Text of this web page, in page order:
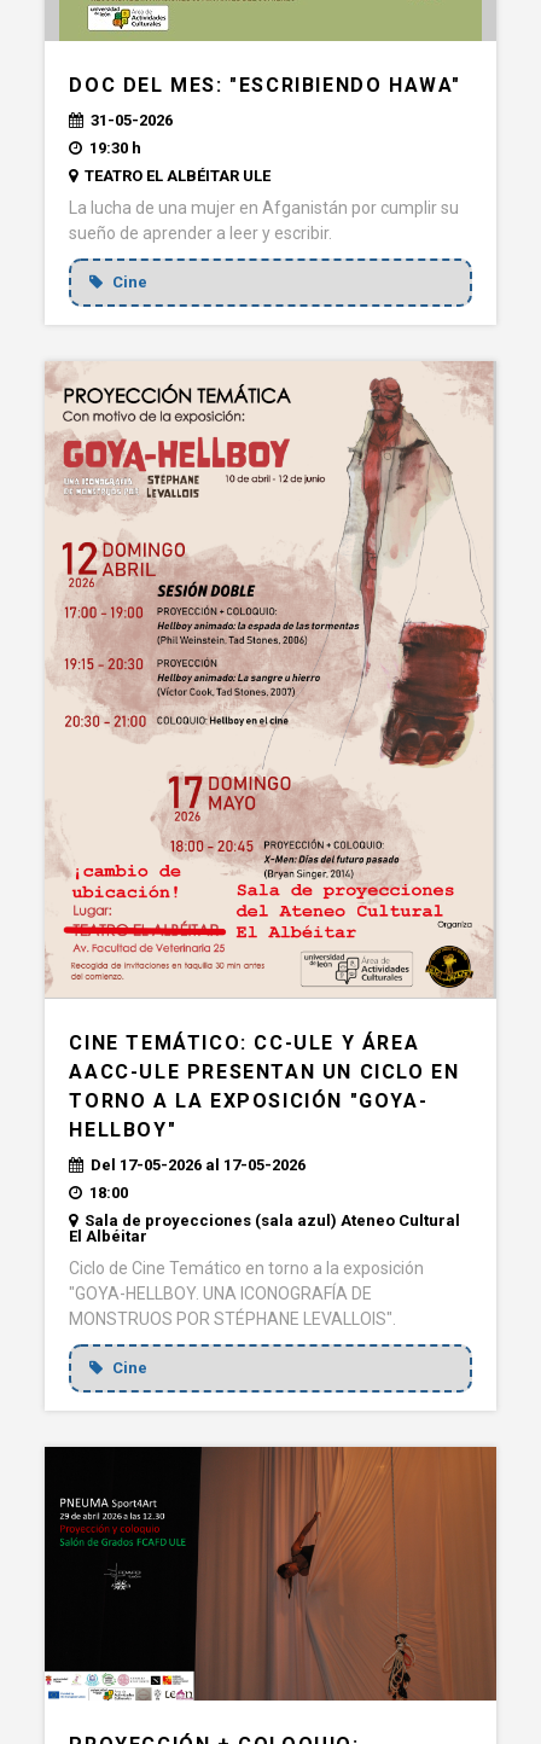
DOC DEL MES: "ESCRIBIENDO HAWA"
31-05-2026
19:30 h
TEATRO EL ALBÉITAR ULE
La lucha de una mujer en Afganistán por cumplir su
sueño de aprender a leer y escribir.
Cine
CINE TEMÁTICO: CC-ULE Y ÁREA
AACC-ULE PRESENTAN UN CICLO EN
TORNO A LA EXPOSICIÓN "GOYA-
HELLBOY"
Del 17-05-2026 al 17-05-2026
18:00
Sala de proyecciones (sala azul) Ateneo Cultural
El Albéitar
Ciclo de Cine Temático en torno a la exposición
"GOYA-HELLBOY. UNA ICONOGRAFÍA DE
MONSTRUOS POR STÉPHANE LEVALLOIS".
Cine